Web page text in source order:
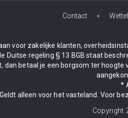
Contact
voor zakelijke klanten,
Duitse regeling § 13 BGB staat
dan betaal je een borgsom ter
*
alleen voor het vasteland. Voor
Copyright